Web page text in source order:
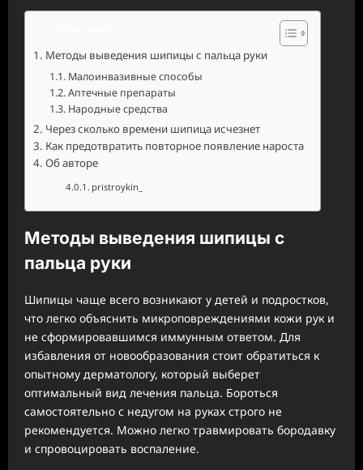
Методы выведения шипицы с пальца руки
Малоинвазивные способы
Аптечные препараты
Народные средства
Через сколько времени шипица исчезнет
Как предотвратить повторное появление нароста
Об авторе
pristroykin_
Методы выведения шипицы с
пальца руки
Шипицы чаще всего возникают у детей и подростков,
что легко объяснить микроповреждениями кожи рук и
не сформировавшимся иммунным ответом. Для
избавления от новообразования стоит обратиться к
опытному дерматологу, который выберет
оптимальный вид лечения пальца. Бороться
самостоятельно с недугом на руках строго не
рекомендуется. Можно легко травмировать бородавку
и спровоцировать воспаление.